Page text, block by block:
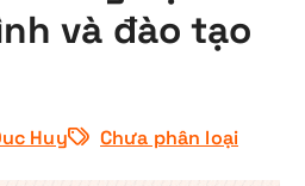
và đào tạo
Huy Chưa phân loại